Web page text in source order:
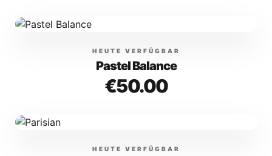
HEUTE VERFÜGBAR
Pastel Balance
€50.00
HEUTE VERFÜGBAR